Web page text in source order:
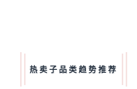
热卖子品类趋势推荐